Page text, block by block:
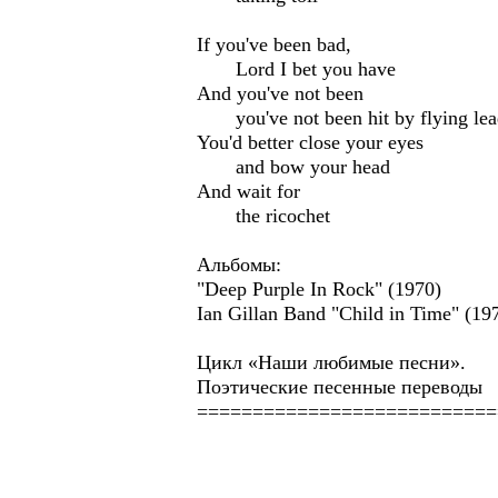
If you've been bad,
Lord I bet you have
And you've not been
you've not been hit by flying
You'd better close your eyes
and bow your head
And wait for
the ricochet
Альбомы:
"Deep Purple In Rock" (1970)
Ian Gillan Band "Child in Time"
Цикл «Наши любимые песни».
Поэтические песенные переводы